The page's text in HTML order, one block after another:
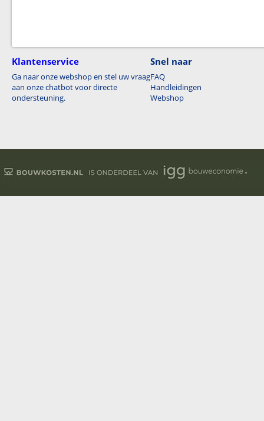
Klantenservice
Ga naar onze webshop en stel uw vraag
aan onze chatbot voor directe
ondersteuning.
Snel naar
FAQ
Handleidingen
Webshop